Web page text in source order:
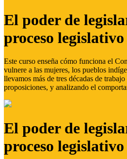
El poder de
proceso legislativo
Este curso enseña cómo funciona el
vulnere a las mujeres, los pueblos
llevamos más de tres décadas de
proposiciones, y analizando el
El poder de
proceso legislativo